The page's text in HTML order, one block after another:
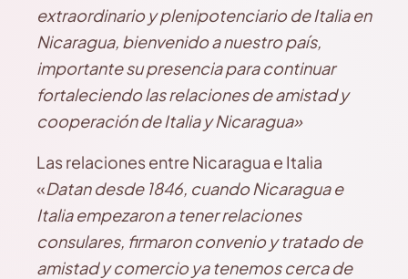
extraordinario y plenipotenciario de Italia en
Nicaragua, bienvenido a nuestro país,
importante su presencia para continuar
fortaleciendo las relaciones de amistad y
cooperación de Italia y Nicaragua»
Las relaciones entre Nicaragua e Italia
«Datan desde 1846, cuando Nicaragua e
Italia empezaron a tener relaciones
consulares, firmaron convenio y tratado de
amistad y comercio ya tenemos cerca de